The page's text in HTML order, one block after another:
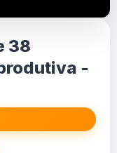
38
-